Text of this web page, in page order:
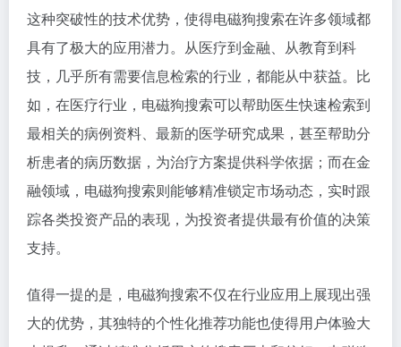
这种突破性的技术优势，使得电磁狗搜索在许多领域都
具有了极大的应用潜力。从医疗到金融、从教育到科
技，几乎所有需要信息检索的行业，都能从中获益。比
如，在医疗行业，电磁狗搜索可以帮助医生快速检索到
最相关的病例资料、最新的医学研究成果，甚至帮助分
析患者的病历数据，为治疗方案提供科学依据；而在金
融领域，电磁狗搜索则能够精准锁定市场动态，实时跟
踪各类投资产品的表现，为投资者提供最有价值的决策
支持。
值得一提的是，电磁狗搜索不仅在行业应用上展现出强
大的优势，其独特的个性化推荐功能也使得用户体验大